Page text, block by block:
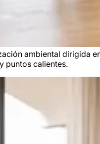
ambiental dirigida
puntos calientes.